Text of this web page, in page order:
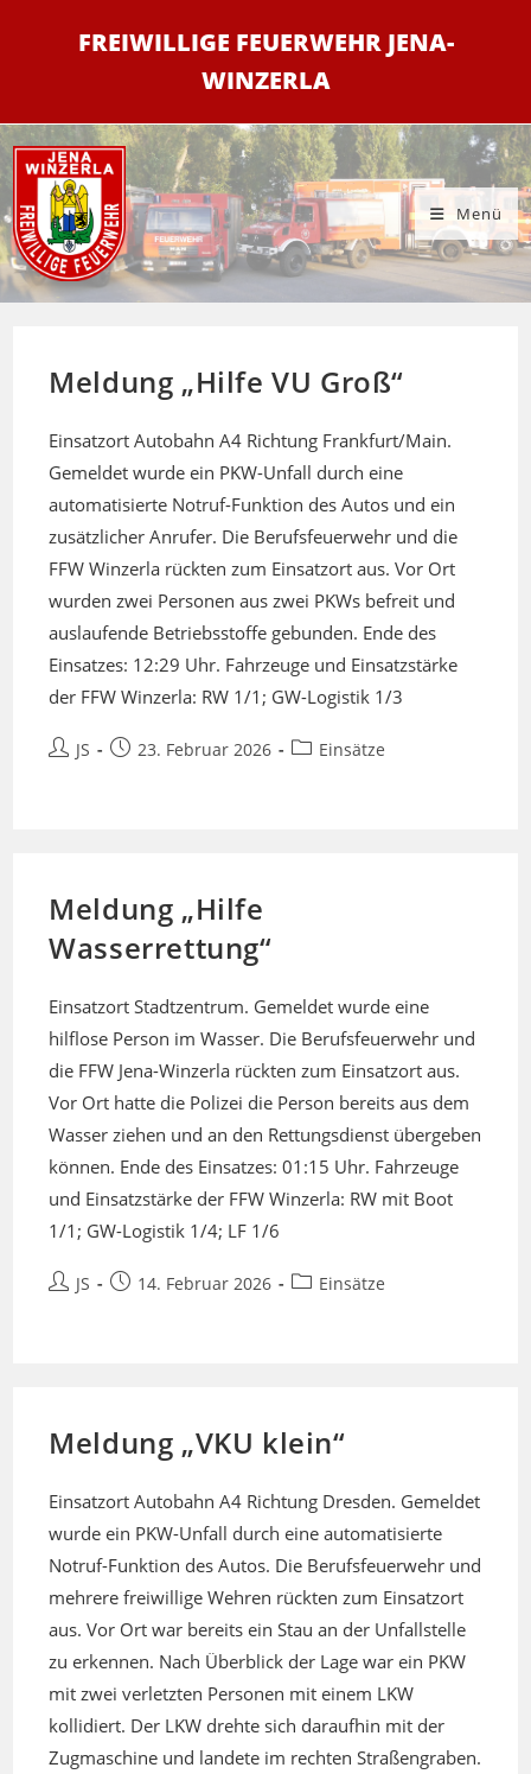
FREIWILLIGE FEUERWEHR JENA-
WINZERLA
Menü
Meldung „Hilfe VU Groß“
Einsatzort Autobahn A4 Richtung Frankfurt/Main.
Gemeldet wurde ein PKW-Unfall durch eine
automatisierte Notruf-Funktion des Autos und ein
zusätzlicher Anrufer. Die Berufsfeuerwehr und die
FFW Winzerla rückten zum Einsatzort aus. Vor Ort
wurden zwei Personen aus zwei PKWs befreit und
auslaufende Betriebsstoffe gebunden. Ende des
Einsatzes: 12:29 Uhr. Fahrzeuge und Einsatzstärke
der FFW Winzerla: RW 1/1; GW-Logistik 1/3
Beitrags-
JS
Beitrag23. Februar 2026
Beitrags-
Einsätze
Meldung „Hilfe
Wasserrettung“
Einsatzort Stadtzentrum. Gemeldet wurde eine
hilflose Person im Wasser. Die Berufsfeuerwehr und
die FFW Jena-Winzerla rückten zum Einsatzort aus.
Vor Ort hatte die Polizei die Person bereits aus dem
Wasser ziehen und an den Rettungsdienst übergeben
können. Ende des Einsatzes: 01:15 Uhr. Fahrzeuge
und Einsatzstärke der FFW Winzerla: RW mit Boot
1/1; GW-Logistik 1/4; LF 1/6
Beitrags-
JS
Beitrag14. Februar 2026
Beitrags-
Einsätze
Meldung „VKU klein“
Einsatzort Autobahn A4 Richtung Dresden. Gemeldet
wurde ein PKW-Unfall durch eine automatisierte
Notruf-Funktion des Autos. Die Berufsfeuerwehr und
mehrere freiwillige Wehren rückten zum Einsatzort
aus. Vor Ort war bereits ein Stau an der Unfallstelle
zu erkennen. Nach Überblick der Lage war ein PKW
mit zwei verletzten Personen mit einem LKW
kollidiert. Der LKW drehte sich daraufhin mit der
Zugmaschine und landete im rechten Straßengraben.